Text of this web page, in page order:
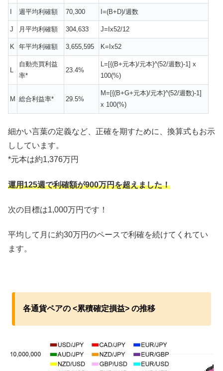
週平均利確額 70,300 I=(B+D)/週数
J 月平均利確額 304,633 J=Ix52/12
K 年平均利確額 3,655,595 K=Ix52
自動売買利益
率*
23.4%
L=[{(B+元本)/元本}^(52/週数)-1] x
100(%)
M 総合利益率* 29.5%
M=[{(B+G+元本)/元本}^(52/週数)-1]
x 100(%)
細かい言葉の定義など、正確を期すために、換算式もお示
ししています。
*元本は約1,376万円
運用125週で利確額が900万円を超えました！
次の目標は1,000万円です！
平均して月に約30万円のペースで利確を続けてくれてい
ます。
各通貨ペアの <累積確定損益> の推移